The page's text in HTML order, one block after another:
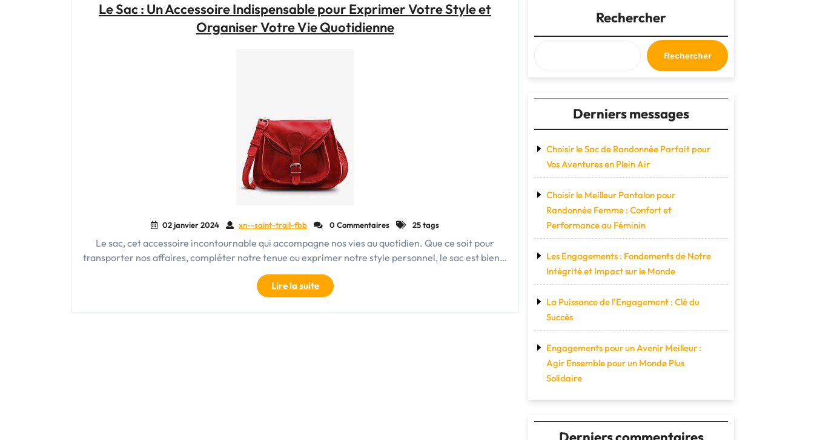
Le Sac : Un Accessoire Indispensable pour Exprimer Votre Style et
Organiser Votre Vie Quotidienne
02 janvier 2024 xn--saint-trail-fbb 0 Commentaires 25 tags
Le sac, cet accessoire incontournable qui accompagne nos vies au quotidien. Que ce soit pour
transporter nos affaires, compléter notre tenue ou exprimer notre style personnel, le sac est bien…
Lire la suite"Le
Sac
:
Rechercher
Rechercher
Derniers messages
Choisir le Sac de Randonnée Parfait pour
Vos Aventures en Plein Air
Choisir le Meilleur Pantalon pour
Randonnée Femme : Confort et
Performance au Féminin
Les Engagements : Fondements de Notre
Intégrité et Impact sur le Monde
La Puissance de l’Engagement : Clé du
Succès
Engagements pour un Avenir Meilleur :
Agir Ensemble pour un Monde Plus
Solidaire